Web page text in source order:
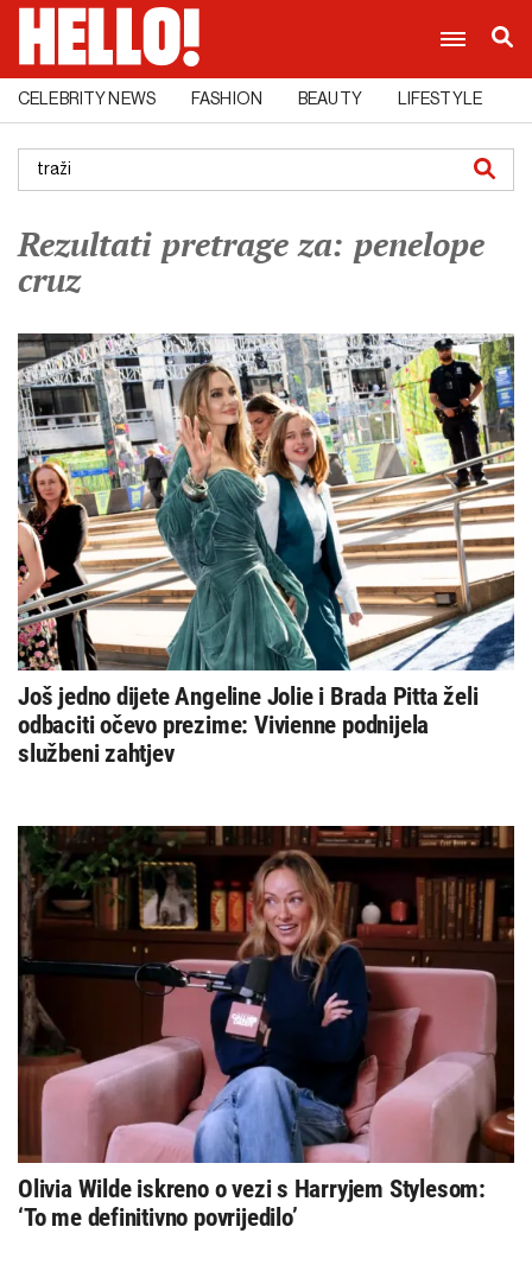
CELEBRITY NEWS FASHION BEAUTY LIFESTYLE
Rezultati pretrage za: penelope
cruz
Još jedno dijete Angeline Jolie i Brada Pitta želi
odbaciti očevo prezime: Vivienne podnijela
službeni zahtjev
Olivia Wilde iskreno o vezi s Harryjem Stylesom:
‘To me definitivno povrijedilo’